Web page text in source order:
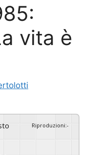
vita è
Riproduzioni:-